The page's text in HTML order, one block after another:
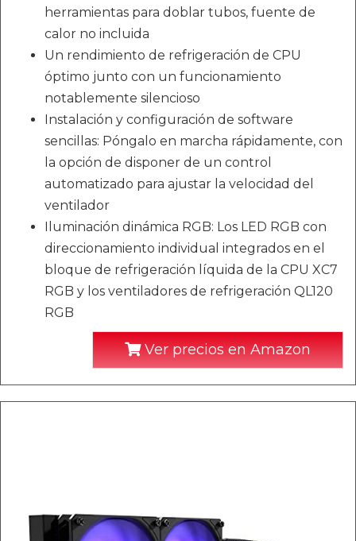
herramientas para doblar tubos, fuente de
calor no incluida
Un rendimiento de refrigeración de CPU
óptimo junto con un funcionamiento
notablemente silencioso
Instalación y configuración de software
sencillas: Póngalo en marcha rápidamente, con
la opción de disponer de un control
automatizado para ajustar la velocidad del
ventilador
Iluminación dinámica RGB: Los LED RGB con
direccionamiento individual integrados en el
bloque de refrigeración líquida de la CPU XC7
RGB y los ventiladores de refrigeración QL120
RGB
Ver precios en Amazon